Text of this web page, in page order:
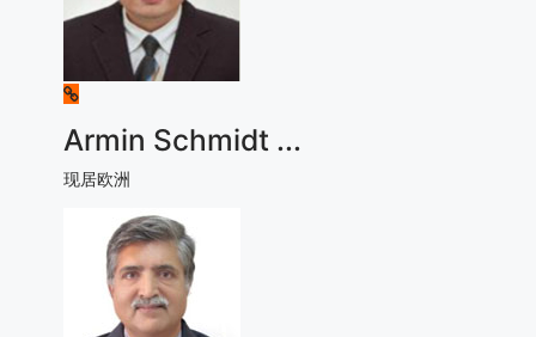
Armin Schmidt ...
现居欧洲